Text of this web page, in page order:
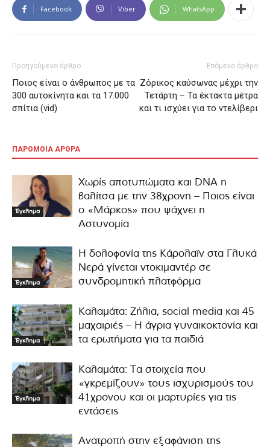
Facebook Viber WhatsApp
Προηγούμενο άρθρο
Ποιος είναι ο άνθρωπος με τα
300 αυτοκίνητα και τα 17.000
σπίτια (vid)
Επόμενο άρθρο
Ζόρικος καύσωνας μέχρι την
Τετάρτη – Τα έκτακτα μέτρα
και τι ισχύει για το ντελίβερι
ΠΑΡΟΜΟΙΑ ΑΡΘΡΑ
Έγκλημα
Χωρίς αποτυπώματα και DNA η
βαλίτσα με την 38χρονη – Ποιος είναι
ο «Μάρκος» που ψάχνει η
Αστυνομία
Έγκλημα
Η δολοφονία της Κάρολαϊν στα Γλυκά
Νερά γίνεται ντοκιμαντέρ σε
συνδρομητική πλατφόρμα
Έγκλημα
Καλαμάτα: Ζήλια, social media και 45
μαχαιριές – Η άγρια γυναικοκτονία και
τα ερωτήματα για τα παιδιά
Έγκλημα
Καλαμάτα: Τα στοιχεία που
«γκρεμίζουν» τους ισχυρισμούς του
41χρονου και οι μαρτυρίες για τις
εντάσεις
Ανατροπή στην εξαφάνιση της